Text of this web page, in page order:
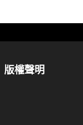
版權聲明